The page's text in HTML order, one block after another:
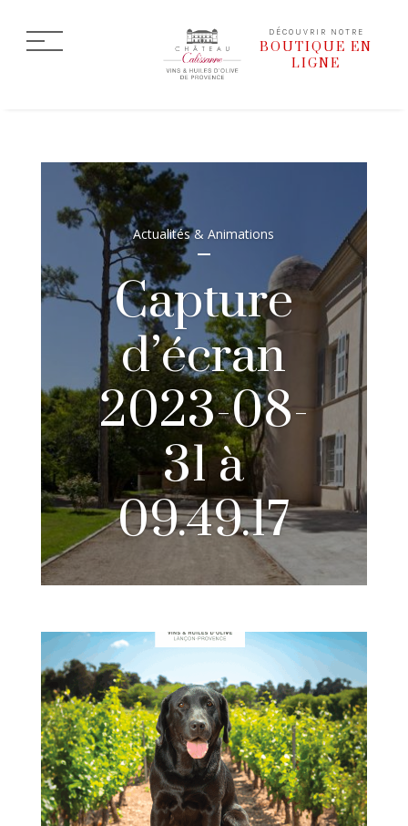
DÉCOUVRIR NOTRE
BOUTIQUE EN
LIGNE
Actualités & Animations
Capture
d’écran
2023-08-
31 à
09.49.17